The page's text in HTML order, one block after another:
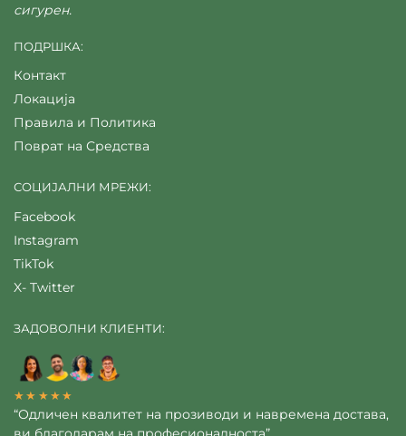
сигурен.
ПОДРШКА:
Контакт
Локација
Правила и Политика
Поврат на Средства
СОЦИЈАЛНИ МРЕЖИ:
Facebook
Instagram
TikTok
X- Twitter
ЗАДОВОЛНИ КЛИЕНТИ:
★★★★★
“Одличен квалитет на прозиводи и навремена достава,